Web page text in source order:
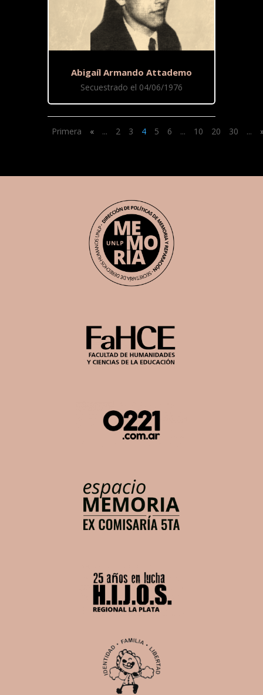
Abigaíl Armando Attademo
Secuestrado el 04/06/1976
Primera « ... 2 3 4 5 6 ... 10 20 30 ...